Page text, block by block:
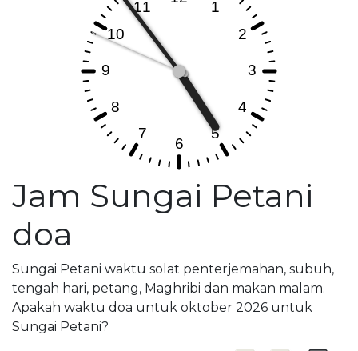
Jam Sungai Petani
doa
Sungai Petani waktu solat penterjemahan, subuh,
tengah hari, petang, Maghribi dan makan malam.
Apakah waktu doa untuk oktober 2026 untuk
Sungai Petani?